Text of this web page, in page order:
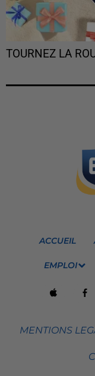
TOURNEZ LA
ACCUEIL
EMPLOI
MENTIONS